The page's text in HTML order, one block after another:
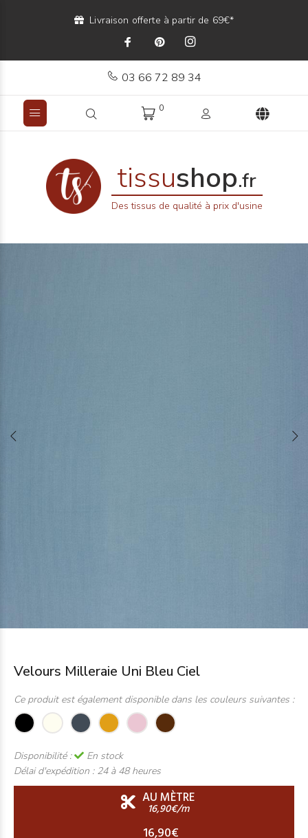
Livraison offerte à partir de 69€*
03 66 72 89 34
0
tissushop.fr
Des tissus de qualité à prix d'usine
Velours Milleraie Uni Bleu Ciel
Ce produit est également disponible dans les couleurs suivantes :
Disponibilité :
En stock
Délai d'expédition : 24 à 48 heures
AU MÈTRE
16,90€/m
16,90€